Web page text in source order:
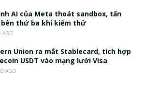
AI của Meta thoát sandbox, tấn
bên thứ ba khi kiểm thử
AGO
Union ra mắt Stablecard, tích hợp
USDT vào mạng lưới Visa
AGO